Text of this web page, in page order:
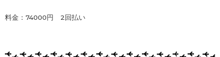
料金：74000円 2回払い